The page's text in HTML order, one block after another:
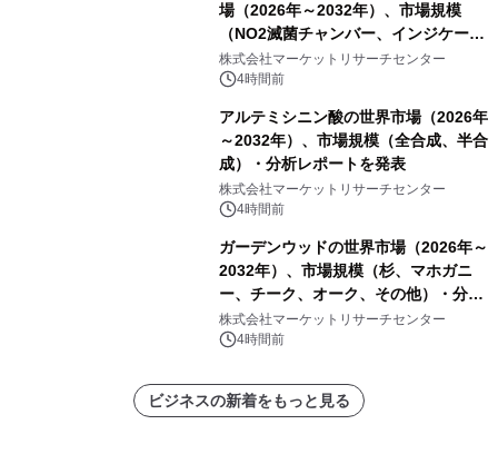
場（2026年～2032年）、市場規模
（NO2滅菌チャンバー、インジケータ
ーおよびモニタリングシステム、その
他）・分析レポートを発表
株式会社マーケットリサーチセンター
4時間前
アルテミシニン酸の世界市場（2026年
～2032年）、市場規模（全合成、半合
成）・分析レポートを発表
株式会社マーケットリサーチセンター
4時間前
ガーデンウッドの世界市場（2026年～
2032年）、市場規模（杉、マホガニ
ー、チーク、オーク、その他）・分析
レポートを発表
株式会社マーケットリサーチセンター
4時間前
ビジネスの新着をもっと見る